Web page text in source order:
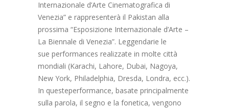
Internazionale d’Arte Cinematografica di
Venezia” e rappresenterà il Pakistan alla
prossima “Esposizione Internazionale d’Arte –
La Biennale di Venezia”. Leggendarie le
sue performances realizzate in molte città
mondiali (Karachi, Lahore, Dubai, Nagoya,
New York, Philadelphia, Dresda, Londra, ecc.).
In questeperformance, basate principalmente
sulla parola, il segno e la fonetica, vengono